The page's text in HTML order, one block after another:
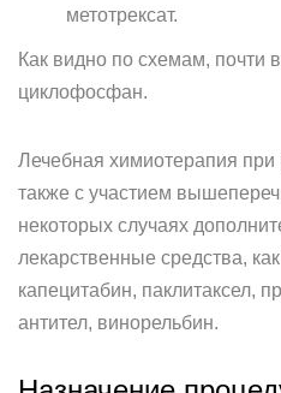
метотрексат.
Как видно по схемам, почти
циклофосфан.
Лечебная химиотерапия при
также с участием
некоторых случаях
лекарственные средства,
капецитабин, паклитаксел,
антител, винорельбин.